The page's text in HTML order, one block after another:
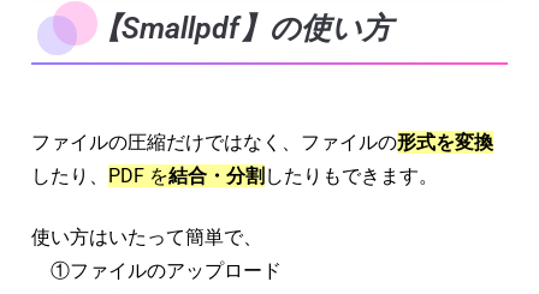
【Smallpdf】の使い方
ファイルの圧縮だけではなく、ファイルの形式を変換
したり、
PDF を結合・分割 したりもできます。
使い方はいたって簡単で、
①ファイルのアップロード